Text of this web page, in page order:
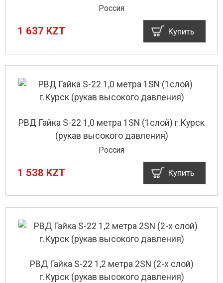
Россия
1 637 KZT Купить
РВД Гайка S-22 1,0 метра 1SN (1слой) г.Курск
(рукав высокого давления)
Россия
1 538 KZT Купить
РВД Гайка S-22 1,2 метра 2SN (2-х слой)
г.Курск (рукав высокого давления)